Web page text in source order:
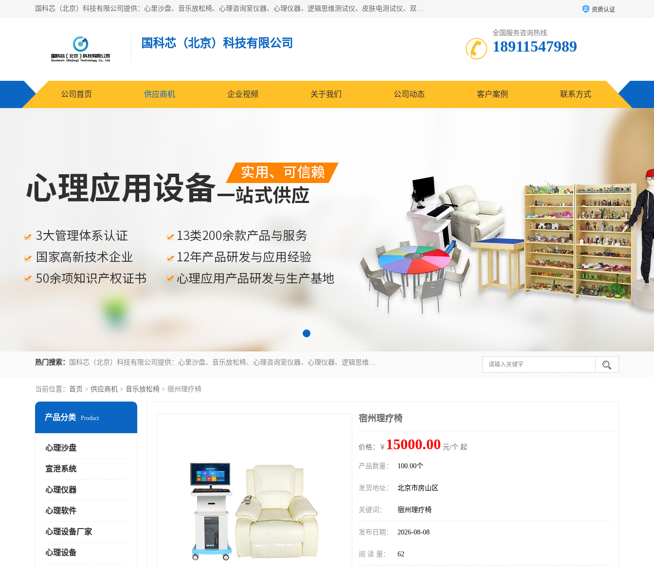
国科芯（北京）科技有限公司提供：心里沙盘、音乐放松椅、心理咨询室仪器、心理仪器、逻辑思维测试仪、皮肤电测试仪、双手协调器、双手协调测试仪、注意力集中测试仪等各种心理学仪器设备。 资质认证
国科芯（北京）科技有限公司
全国服务咨询热线:
18911547989
公司首页 供应商机 企业视频 关于我们 公司动态 客户案例 联系方式
热门搜索： 国科芯（北京）科技有限公司提供：心里沙盘、音乐放松椅、心理咨询室仪器、心理仪器、逻辑思维测试仪、皮肤电测试仪、双手协调器、双手协调测试仪、注意力集中测试仪等各种心理学仪器设备。
当前位置： 首页 > 供应商机 > 音乐放松椅 > 宿州理疗椅
产品分类 Product
心理沙盘
宣泄系统
心理仪器
心理软件
心理设备厂家
心理设备
宿州理疗椅
价格：￥ 15000.00 元/个 起
产品数量： 100.00个
发货地址： 北京市房山区
关键词： 宿州理疗椅
发布日期： 2026-08-08
阅 读 量： 62